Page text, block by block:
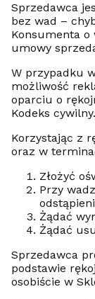
Sprzedawca
bez wad –
Konsumenta
umowy
W przypadku
możliwość
oparciu o
Kodeks cywilny.
Korzystając z
oraz w
Złożyć
Przy
Żądać
Żądać
Sprzedawca
podstawie
osobiście w